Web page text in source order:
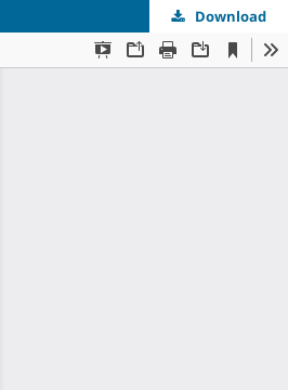
Download